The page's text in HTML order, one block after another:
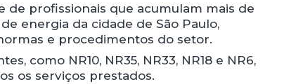
de profissionais que acumulam mais de
energia da cidade de São Paulo,
e procedimentos do setor.
como NR10, NR35, NR33, NR18 e NR6,
os serviços prestados.